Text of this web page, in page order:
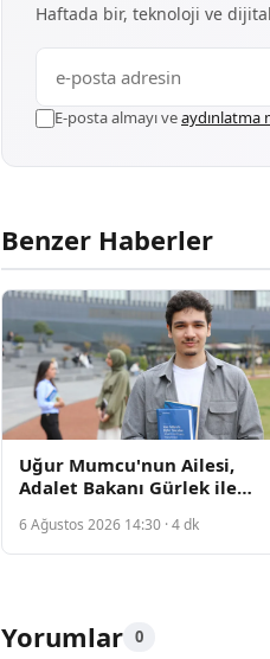
Haftada bir, teknoloji ve
E-posta almayı veaydınlatma
Benzer Haberler
Uğur Mumcu'nun Ailesi,
Adalet Bakanı Gürlek ile
Aydınlatılmasını İstedi
6 Ağustos 2026 14:30 · 4 dk
Yorumlar 0